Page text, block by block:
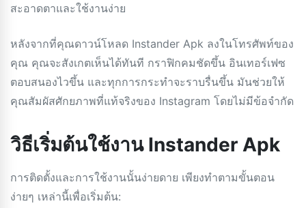
สะอาดตาและใช้งานง่าย
หลังจากที่คุณดาวน์โหลด Instander Apk ลงในโทรศัพท์ของ
คุณ คุณจะสังเกตเห็นได้ทันที กราฟิกคมชัดขึ้น อินเทอร์เฟซ
ตอบสนองไวขึ้น และทุกการกระทำจะราบรื่นขึ้น มันช่วยให้
คุณสัมผัสศักยภาพที่แท้จริงของ Instagram โดยไม่มีข้อจำกัด
วิธีเริ่มต้นใช้งาน Instander Apk
การติดตั้งและการใช้งานนั้นง่ายดาย เพียงทำตามขั้นตอน
ง่ายๆ เหล่านี้เพื่อเริ่มต้น: